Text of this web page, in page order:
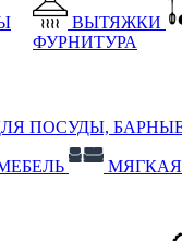
ВЫТЯЖКИ
ФУРНИТУРА
ПОСУДЫ,